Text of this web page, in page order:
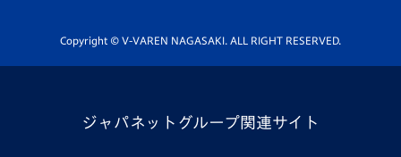
ホームタウン活動
Copyright © V-VAREN NAGASAKI. ALL RIGHT RESERVED.
ジャパネットグループ関連サイト